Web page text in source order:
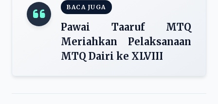
BACA JUGA
Pawai Taaruf MTQ
Meriahkan Pelaksanaan
MTQ Dairi ke XLVIII